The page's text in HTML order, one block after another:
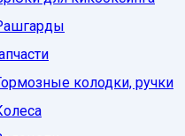
колодки, ручки